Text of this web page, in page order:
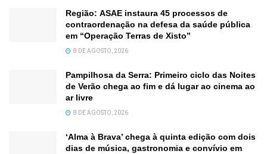
Região: ASAE instaura 45 processos de
contraordenação na defesa da saúde pública
em “Operação Terras de Xisto”
8 DE AGOSTO, 2026
Pampilhosa da Serra: Primeiro ciclo das Noites
de Verão chega ao fim e dá lugar ao cinema ao
ar livre
8 DE AGOSTO, 2026
‘Alma à Brava’ chega à quinta edição com dois
dias de música, gastronomia e convívio em